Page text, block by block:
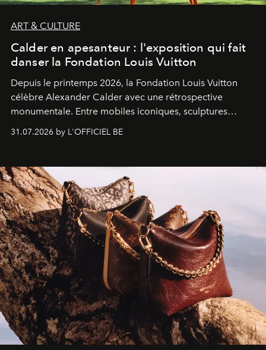
ART & CULTURE
Calder en apesanteur : l'exposition qui fait
danser la Fondation Louis Vuitton
Depuis le printemps 2026, la Fondation Louis Vuitton
célèbre Alexander Calder avec une rétrospective
monumentale. Entre mobiles iconiques, sculptures
monumentales et poésie du mouvement, l'artiste
américain investit les espaces imaginés par Frank Gehry
sculpture.
31.07.2026 by L'OFFICIEL BE